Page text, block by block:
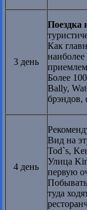
3 день
Поездка
Как
Более
Bally,
брэндов,
4 день
Вид на
Tod`s,
Улица
первую
туда